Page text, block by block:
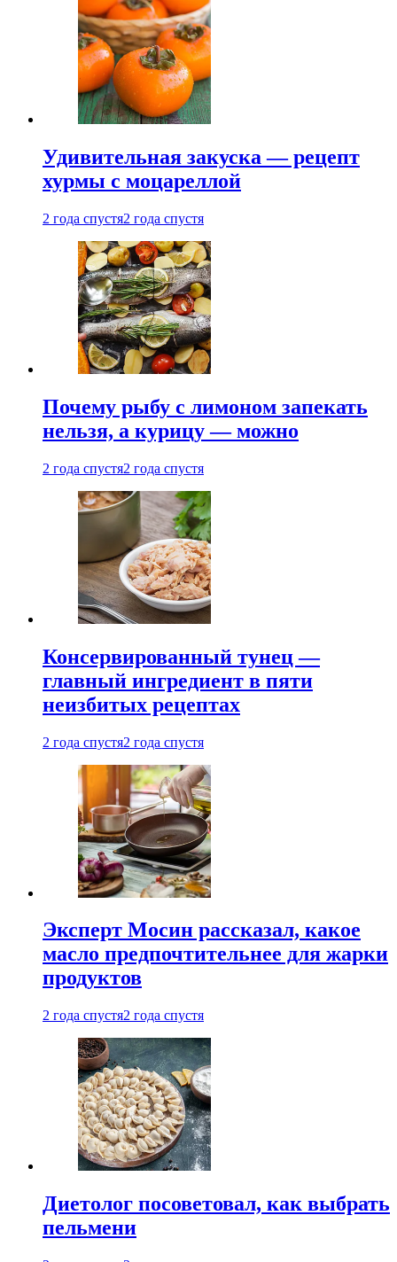
Удивительная закуска — рецепт
хурмы с моцареллой
2 года спустя2 года спустя
Почему рыбу с лимоном запекать
нельзя, а курицу — можно
2 года спустя2 года спустя
Консервированный тунец —
главный ингредиент в пяти
неизбитых рецептах
2 года спустя2 года спустя
Эксперт Мосин рассказал, какое
масло предпочтительнее для жарки
продуктов
2 года спустя2 года спустя
Диетолог посоветовал, как выбрать
пельмени